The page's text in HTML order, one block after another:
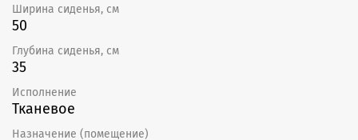
Ширина сиденья, см
50
Глубина сиденья, см
35
Исполнение
Тканевое
Назначение (помещение)